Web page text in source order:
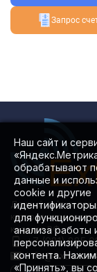
Запрос
Данный сайт ни при
которая
кодекса РФ.
+7 (981) 885
info@extreme-
Наш сайт и
обрабатывают
данные и
cookie и другие
для
анализа работы
контента.
«Принять», вы